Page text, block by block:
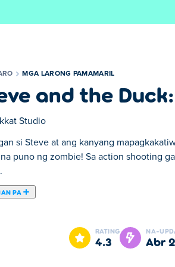
MGA LARONG PAMAMARIL
and the
Studio
si Steve at ang kanyang
puno ng zombie! Sa action shooting
PA
kaibigan na si Duck
ng ginto at mahalagang mga
ni Steve - gaya ng kanyang
RATING
4.3
NA-
Abr